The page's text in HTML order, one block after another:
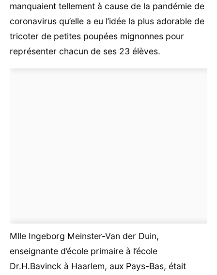
manquaient tellement à cause de la pandémie de
coronavirus qu’elle a eu l’idée la plus adorable de
tricoter de petites poupées mignonnes pour
représenter chacun de ses 23 élèves.
Mlle Ingeborg Meinster-Van der Duin,
enseignante d’école primaire à l’école
Dr.H.Bavinck à Haarlem, aux Pays-Bas, était